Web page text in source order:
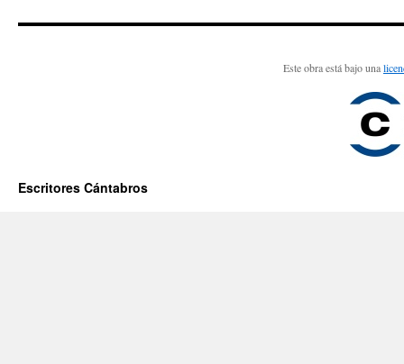
Este obra está bajo una
Escritores Cántabros